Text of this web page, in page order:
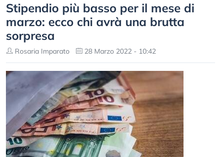
Stipendio più basso per il mese di
marzo: ecco chi avrà una brutta
sorpresa
Rosaria Imparato 28 Marzo 2022 - 10:42